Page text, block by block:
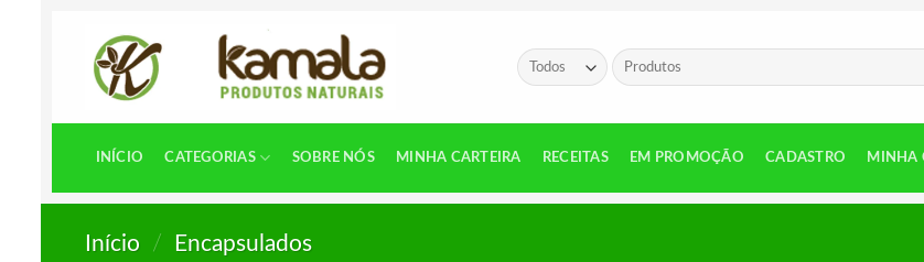
content
Pesquisar
por:
INÍCIO CATEGORIAS SOBRE NÓS MINHA CARTEIRA RECEITAS EM PROMOÇÃO CADASTRO MINHA
Início / Encapsulados